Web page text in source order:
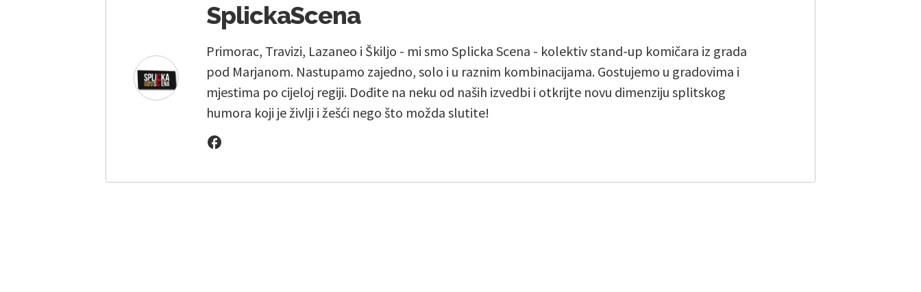
SplickaScena
Primorac, Travizi, Lazaneo i Škiljo - mi smo Splicka Scena - kolektiv stand-up komičara iz grada
pod Marjanom. Nastupamo zajedno, solo i u raznim kombinacijama. Gostujemo u gradovima i
mjestima po cijeloj regiji. Dođite na neku od naših izvedbi i otkrijte novu dimenziju splitskog
humora koji je življi i žešći nego što možda slutite!